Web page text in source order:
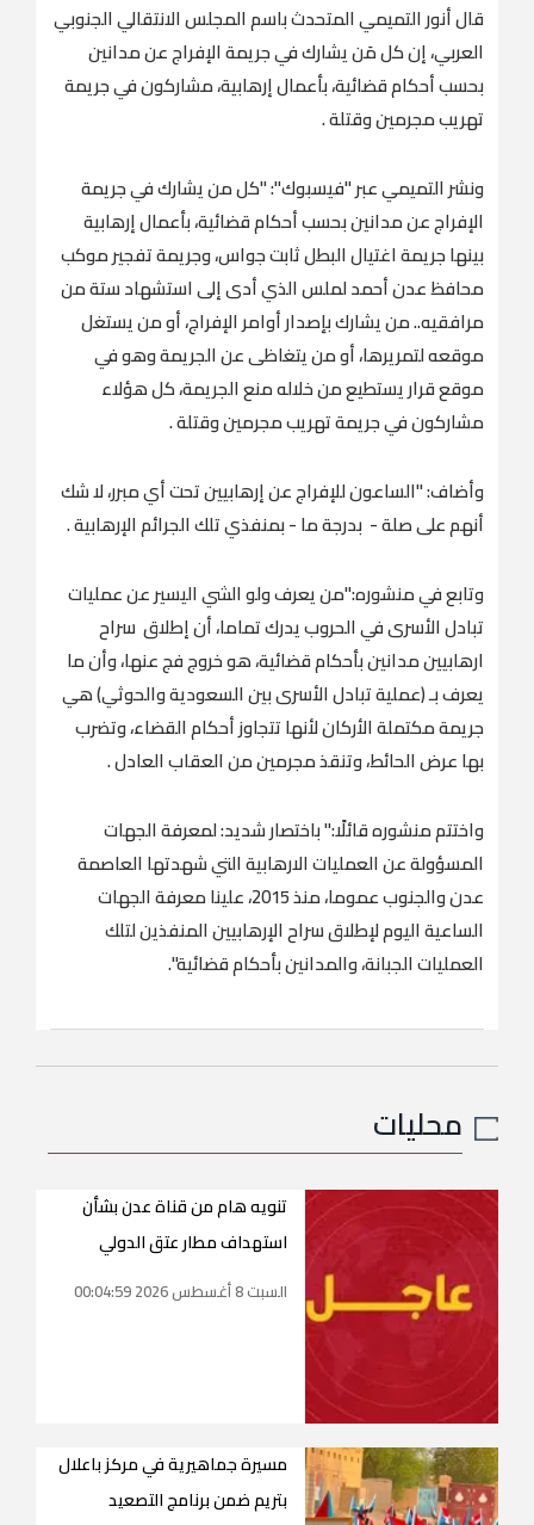
قال أنور التميمي المتحدث باسم المجلس الانتقالي الجنوبي
العربي، إن كل مَن يشارك في جريمة الإفراج عن مدانين
بحسب أحكام قضائية، بأعمال إرهابية، مشاركون في جريمة
تهريب مجرمين وقتلة .
ونشر التميمي عبر "فيسبوك": "كل من يشارك في جريمة
الإفراج عن مدانين بحسب أحكام قضائية، بأعمال إرهابية
بينها جريمة اغتيال البطل ثابت جواس، وجريمة تفجير موكب
محافظ عدن أحمد لملس الذي أدى إلى استشهاد ستة من
مرافقيه.. من يشارك بإصدار أوامر الإفراج، أو من يستغل
موقعه لتمريرها، أو من يتغاظى عن الجريمة وهو في
موقع قرار يستطيع من خلاله منع الجريمة، كل هؤلاء
مشاركون في جريمة تهريب مجرمين وقتلة .
وأضاف: "الساعون للإفراج عن إرهابيين تحت أي مبرر، لا شك
أنهم على صلة - بدرجة ما - بمنفذي تلك الجرائم الإرهابية .
وتابع في منشوره:"من يعرف ولو الشي اليسير عن عمليات
تبادل الأسرى في الحروب يدرك تماما، أن إطلاق سراح
ارهابيين مدانين بأحكام قضائية، هو خروج فج عنها، وأن ما
يعرف بـ (عملية تبادل الأسرى بين السعودية والحوثي) هي
جريمة مكتملة الأركان لأنها تتجاوز أحكام القضاء، وتضرب
بها عرض الحائط، وتنقذ مجرمين من العقاب العادل .
واختتم منشوره قائلًا:" باختصار شديد: لمعرفة الجهات
المسؤولة عن العمليات الارهابية التي شهدتها العاصمة
عدن والجنوب عموما، منذ 2015، علينا معرفة الجهات
الساعية اليوم لإطلاق سراح الإرهابيين المنفذين لتلك
العمليات الجبانة، والمدانين بأحكام قضائية".
محليات
تنويه هام من قناة عدن بشأن
استهداف مطار عتق الدولي
السبت 8 أغسطس 2026 00:04:59
مسيرة جماهيرية في مركز باعلال
بتريم ضمن برنامج التصعيد